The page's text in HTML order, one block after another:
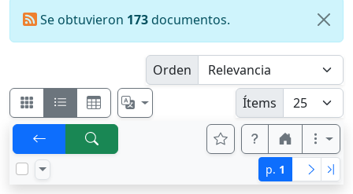
Se obtuvieron 173documentos.
Orden
Ítems
p. 1